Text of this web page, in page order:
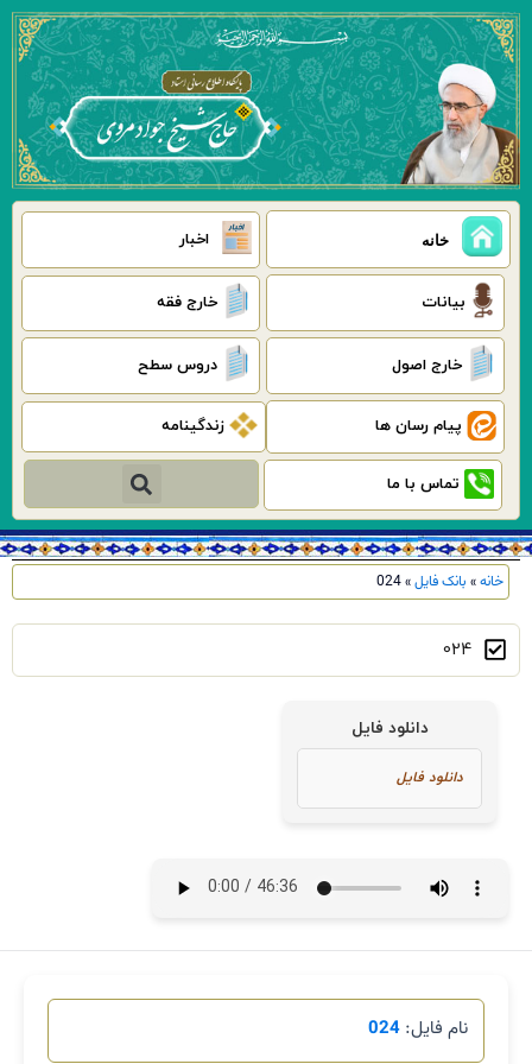
پرش
محتوا
خانه اخبار
بیانات خارج فقه
خارج اصول دروس سطح
پیام رسان ها زندگینامه
تماس با ما جستجو
خانه» بانک فایل»
024
024
دانلود فایل
نام فایل: 024